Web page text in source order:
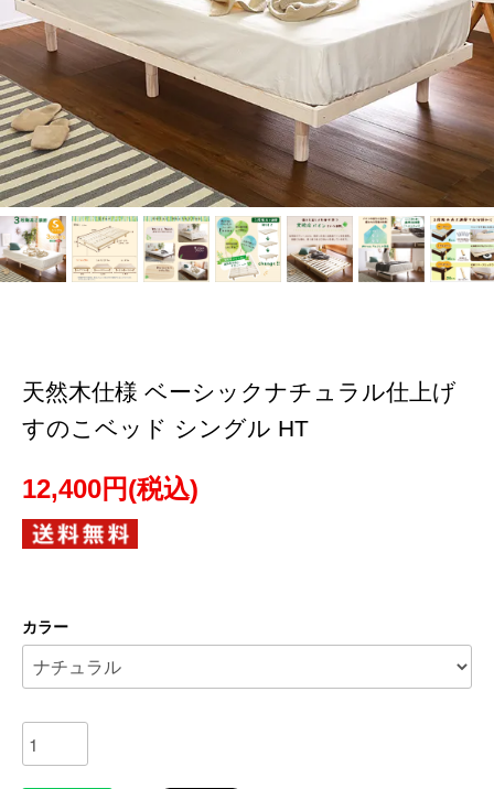
天然木仕様 ベーシックナチュラル仕上げ
すのこベッド シングル HT
12,400円(税込)
カラー